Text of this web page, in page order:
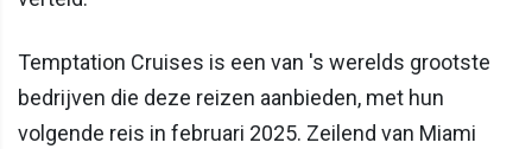
Temptation Cruises is een van 's werelds grootste
bedrijven die deze reizen aanbieden, met hun
volgende reis in februari 2025. Zeilend van Miami